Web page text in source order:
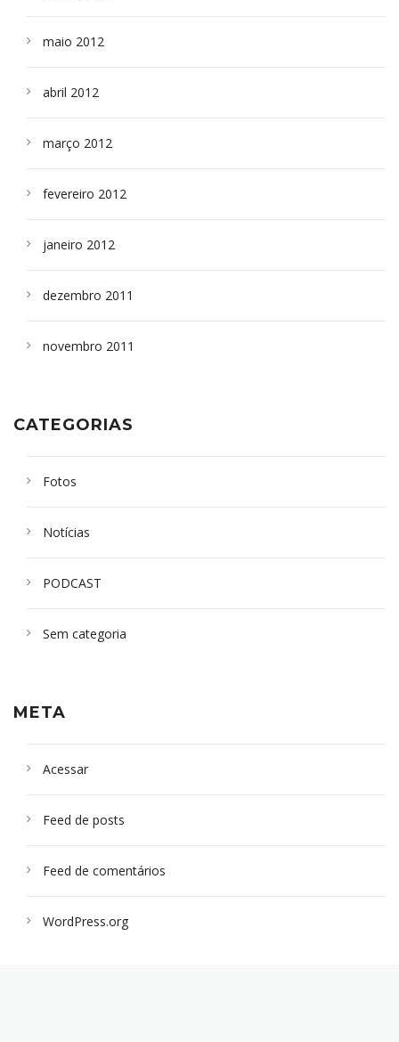
maio 2012
abril 2012
março 2012
fevereiro 2012
janeiro 2012
dezembro 2011
novembro 2011
CATEGORIAS
Fotos
Notícias
PODCAST
Sem categoria
META
Acessar
Feed de posts
Feed de comentários
WordPress.org